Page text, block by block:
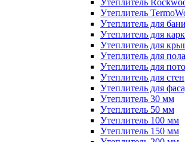
Утеплитель
Утеплитель
Утеплитель для бани
Утеплитель для
Утеплитель для
Утеплитель для пола
Утеплитель для
Утеплитель для стен
Утеплитель для
Утеплитель 30 мм
Утеплитель 50 мм
Утеплитель 100 мм
Утеплитель 150 мм